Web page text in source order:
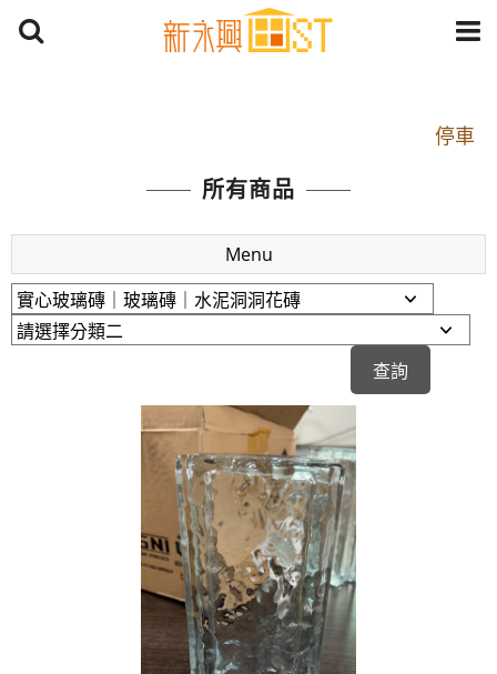
停車
捷運： 中和線【頂溪站 2 號出口】往中山路1段139
原Line已滿 無法加Line好友 請親愛的客戶加入
LINE官方帳號@a0975005573
開車：中山路1段 到永平路路口(樂華夜市口)門口可
停車
捷運： 中和線【頂溪站 2 號出口】往中山路1段139
原Line已滿 無法加Line好友 請親愛的客戶加入
LINE官方帳號@a0975005573
所有商品
Menu